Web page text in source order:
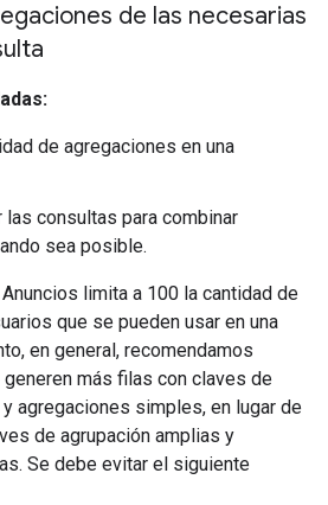
de las necesarias
de agregaciones en una
consultas para combinar
sea posible.
limita a 100 la cantidad de
que se pueden usar en una
en general, recomendamos
más filas con claves de
agregaciones simples, en lugar de
de agrupación amplias y
Se debe evitar el siguiente